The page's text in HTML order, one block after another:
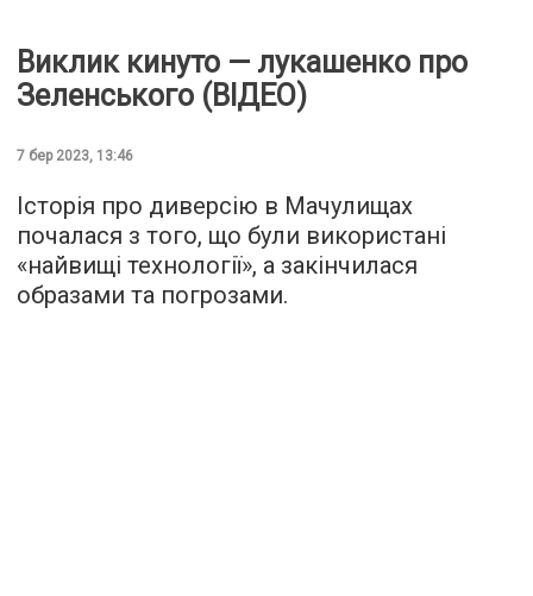
Виклик кинуто — лукашенко про
Зеленського (ВІДЕО)
7 бер 2023, 13:46
Історія про диверсію в Мачулищах
почалася з того, що були використані
«найвищі технології», а закінчилася
образами та погрозами.